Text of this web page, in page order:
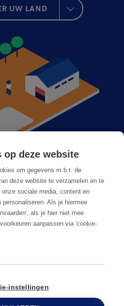
UW LAND
bij u in de buurt
vragen
Privacy & cookies
op deze website
om gegevens m.b.t. de
deze website te verzamelen en te
sociale media, content en
Als je hiermee
als je hier niet mee
aanpassen via 'cookie-
instellingen